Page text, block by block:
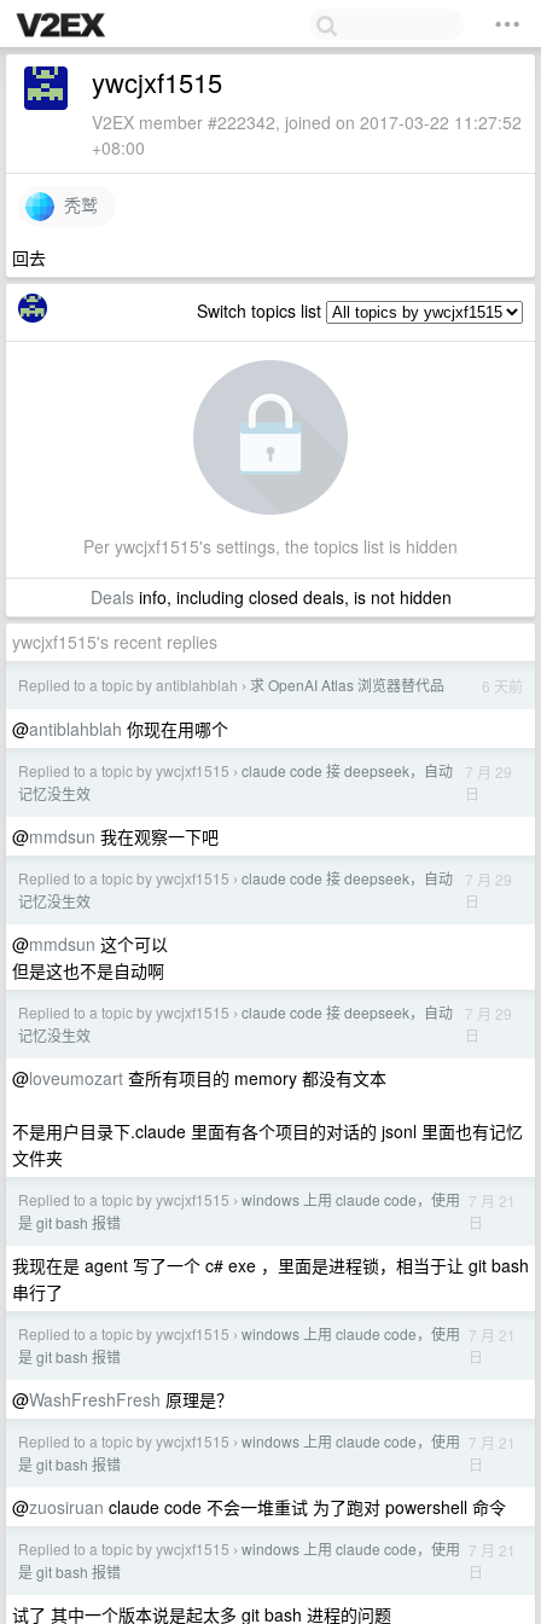
ywcjxf1515
V2EX member #222342, joined on 2017-03-22 11:27:52
+08:00
秃鹫
回去
Switch topics list
Per ywcjxf1515's settings, the topics list is hidden
Dealsinfo, including closed deals, is not hidden
ywcjxf1515's recent replies
Replied to a topic by antiblahblah › 求 OpenAI Atlas 浏览器替代品 6 天前
@antiblahblah 你现在用哪个
Replied to a topic by ywcjxf1515 › claude code 接 deepseek，自动
记忆没生效
7 月 29
日
@mmdsun 我在观察一下吧
Replied to a topic by ywcjxf1515 › claude code 接 deepseek，自动
记忆没生效
7 月 29
日
@mmdsun 这个可以
但是这也不是自动啊
Replied to a topic by ywcjxf1515 › claude code 接 deepseek，自动
记忆没生效
7 月 29
日
@loveumozart 查所有项目的 memory 都没有文本
不是用户目录下.claude 里面有各个项目的对话的 jsonl 里面也有记忆
文件夹
Replied to a topic by ywcjxf1515 › windows 上用 claude code，使用
是 git bash 报错
7 月 21
日
我现在是 agent 写了一个 c# exe ，里面是进程锁，相当于让 git bash
串行了
Replied to a topic by ywcjxf1515 › windows 上用 claude code，使用
是 git bash 报错
7 月 21
日
@WashFreshFresh 原理是？
Replied to a topic by ywcjxf1515 › windows 上用 claude code，使用
是 git bash 报错
7 月 21
日
@zuosiruan claude code 不会一堆重试 为了跑对 powershell 命令
Replied to a topic by ywcjxf1515 › windows 上用 claude code，使用
是 git bash 报错
7 月 21
日
试了 其中一个版本说是起太多 git bash 进程的问题